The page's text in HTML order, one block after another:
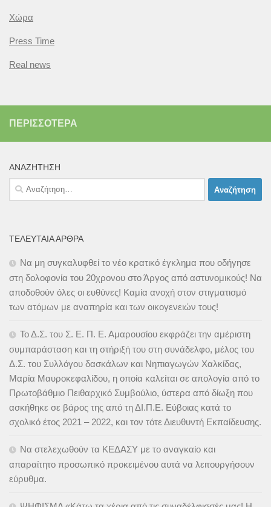
Χώρα
Press Time
Real news
ΠΕΡΙΣΣΌΤΕΡΑ
ΑΝΑΖΉΤΗΣΗ
Αναζήτηση
για:
ΤΕΛΕΥΤΑΊΑ ΆΡΘΡΑ
Να μη συγκαλυφθεί το νέο κρατικό έγκλημα που οδήγησε
στη δολοφονία του 20χρονου στο Άργος από αστυνομικούς! Να
αποδοθούν όλες οι ευθύνες! Καμία ανοχή στον στιγματισμό
των ατόμων με αναπηρία και των οικογενειών τους!
Το Δ.Σ. του Σ. Ε. Π. Ε. Αμαρουσίου εκφράζει την αμέριστη
συμπαράσταση και τη στήριξή του στη συνάδελφο, μέλος του
Δ.Σ. του Συλλόγου δασκάλων και Νηπιαγωγών Χαλκίδας,
Μαρία Μαυροκεφαλίδου, η οποία καλείται σε απολογία από το
Πρωτοβάθμιο Πειθαρχικό Συμβούλιο, ύστερα από δίωξη που
ασκήθηκε σε βάρος της από τη ΔΙ.Π.Ε. Εύβοιας κατά το
σχολικό έτος 2021 – 2022, και τον τότε Διευθυντή Εκπαίδευσης.
Να στελεχωθούν τα ΚΕΔΑΣΥ με το αναγκαίο και
απαραίτητο προσωπικό προκειμένου αυτά να λειτουργήσουν
εύρυθμα.